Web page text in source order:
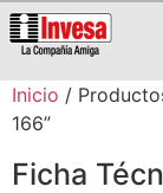
Inicio /
166”
Ficha